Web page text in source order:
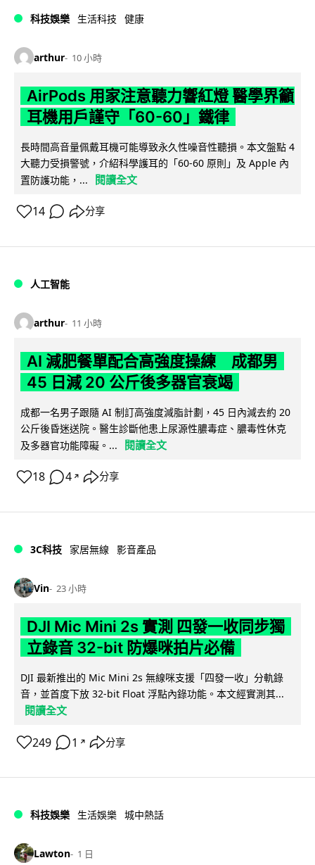
科技娛樂 生活科技 健康
arthur 10 小時
AirPods 用家注意聽力響紅燈 醫學界籲
耳機用戶謹守「60-60」鐵律
長時間高音量佩戴耳機可能導致永久性噪音性聽損。本文盤點 4
大聽力受損警號，介紹科學護耳的「60-60 原則」及 Apple 內
置防護功能，...
閱讀全文
14 分享
人工智能
arthur 11 小時
AI 減肥餐單配合高強度操練 成都男
45 日減 20 公斤後多器官衰竭
成都一名男子跟隨 AI 制訂高強度減脂計劃，45 日內減去約 20
公斤後昏迷送院。醫生診斷他患上尿源性膿毒症、膿毒性休克
及多器官功能障礙。...
閱讀全文
18 4 ↗ 分享
3C科技 家居無線 影音產品
Vin 23 小時
DJI Mic Mini 2s 實測 四發一收同步獨
立錄音 32-bit 防爆咪拍片必備
DJI 最新推出的 Mic Mini 2s 無線咪支援「四發一收」分軌錄
音，並首度下放 32-bit Float 浮點內錄功能。本文經實測其...
閱讀全文
249 1 ↗ 分享
科技娛樂 生活娛樂 城中熱話
Lawton 1 日